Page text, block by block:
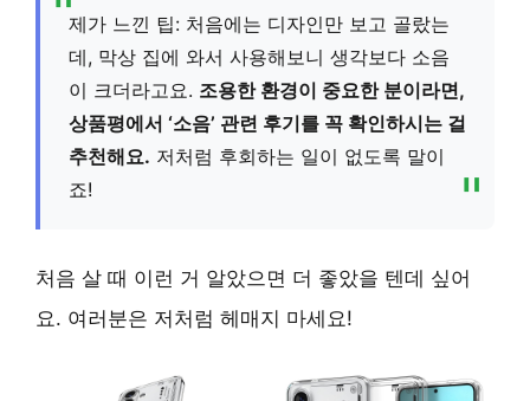
제가 느낀 팁: 처음에는 디자인만 보고 골랐는
데, 막상 집에 와서 사용해보니 생각보다 소음
이 크더라고요. 조용한 환경이 중요한 분이라면,
상품평에서 ‘소음’ 관련 후기를 꼭 확인하시는 걸
추천해요. 저처럼 후회하는 일이 없도록 말이
죠!
처음 살 때 이런 거 알았으면 더 좋았을 텐데 싶어
요. 여러분은 저처럼 헤매지 마세요!